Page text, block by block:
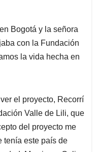
Bogotá y la señora
con la Fundación
la vida hecha en
el proyecto, Recorrí
Valle de Lili, que
del proyecto me
tenía este país de